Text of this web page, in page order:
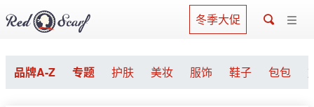
冬季大促
品牌A-Z 专题 护肤 美妆 服饰 鞋子 包包